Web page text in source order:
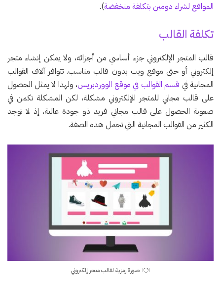
المواقع لشراء دومين بتكلفة منخفضة).
تكلفة القالب
قالب المتجر الإلكتروني جزء أساسي من أجزائه، ولا يمكن إنشاء متجر
إلكتروني أو حتى موقع ويب بدون قالب مناسب. تتوافر آلاف القوالب
المجانية في قسم القوالب في موقع الووردبريس، ولهذا لا يمثل الحصول
على قالب مجاني للمتجر الإلكتروني مشكلة، لكن المشكلة تكمن في
صعوبة الحصول على قالب مجاني فريد ذو جودة عالية، إذ لا توجد
الكثير من القوالب المجانية التي تحمل هذه الصفة.
صورة رمزية لقالب متجر إلكتروني